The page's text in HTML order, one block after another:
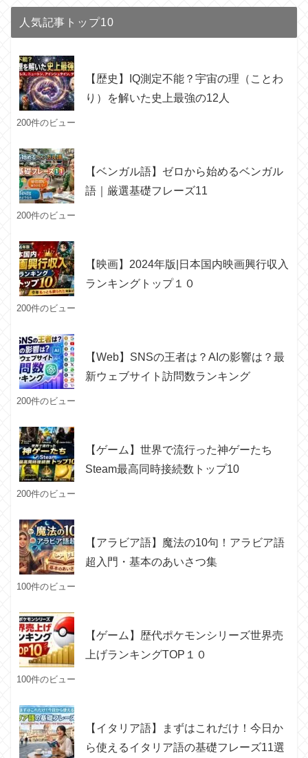
人気記事トップ10
【歴史】IQ測定不能？宇宙の理（ことわ
り）を解いた史上最強の12人
200件のビュー
【ベンガル語】ゼロから始めるベンガル
語｜厳選基礎フレーズ11
200件のビュー
【映画】2024年版|日本国内映画興行収入
ランキングトップ１０
200件のビュー
【Web】SNSの王者は？AIの影響は？最
新ウェブサイト訪問数ランキング
200件のビュー
【ゲーム】世界で流行った神ゲーたち
Steam最高同時接続数トップ10
200件のビュー
【アラビア語】魔法の10句！アラビア語
超入門・基本のあいさつ集
100件のビュー
【ゲーム】歴代ポケモンシリーズ世界売
上げランキングTOP１０
100件のビュー
【イタリア語】まずはこれだけ！今日か
ら使えるイタリア語の基礎フレーズ11選